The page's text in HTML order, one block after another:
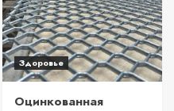
Здоровье
Оцинкованная